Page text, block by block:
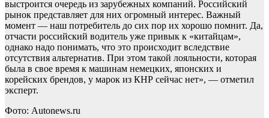
выстроится очередь из зарубежных компаний. Российский
рынок представляет для них огромный интерес. Важный
момент — наш потребитель до сих пор их хорошо помнит. Да,
отчасти российский водитель уже привык к «китайцам»,
однако надо понимать, что это происходит вследствие
отсутствия альтернатив. При этом такой лояльности, которая
была в свое время к машинам немецких, японских и
корейских брендов, у марок из КНР сейчас нет», — отметил
эксперт.
Фото: Autonews.ru